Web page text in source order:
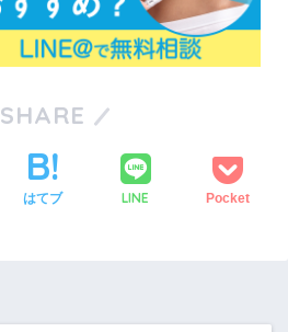
SHARE
はてブ LINE Pocket